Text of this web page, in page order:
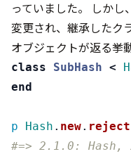
っていました。 しかし
変更され、継承したク
オブジェクトが返る挙
class SubHash <
end
p Hash . new. reject
#=> 2.1.0: Hash,